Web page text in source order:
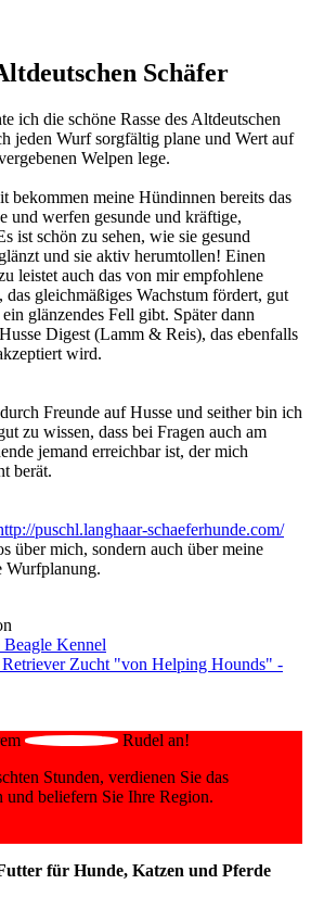
Schäfer
ich die schöne Rasse des Altdeutschen
jeden Wurf sorgfältig plane und Wert auf
Welpen lege.
bekommen meine Hündinnen bereits das
und werfen gesunde und kräftige,
ist schön zu sehen, wie sie gesund
und sie aktiv herumtollen! Einen
leistet auch das von mir empfohlene
gleichmäßiges Wachstum fördert, gut
glänzendes Fell gibt. Später dann
Digest (Lamm & Reis), das ebenfalls
wird.
Freunde auf Husse und seither bin ich
zu wissen, dass bei Fragen auch am
jemand erreichbar ist, der mich
berät.
puschl.langhaar-schaeferhunde.com/
über mich, sondern auch über meine
Wurfplanung.
Rudel an!
Stunden, verdienen Sie das
und beliefern Sie Ihre Region.
für Hunde, Katzen und Pferde